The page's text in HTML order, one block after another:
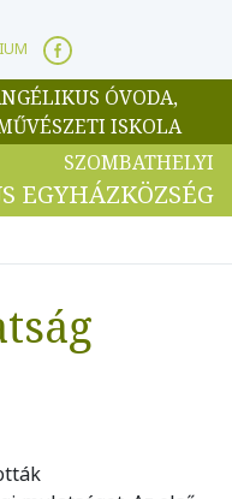
ÓVODA,
ISKOLA
SZOMBATHELYI
EGYHÁZKÖZSÉG